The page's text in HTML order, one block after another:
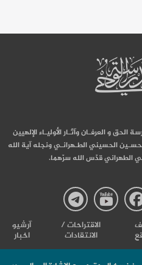
الحق و العرفـان وآثـار الأوليـاء الإلهيين
الحسيني الطـهرانـي ونجله آية الله
الطهراني قدّس الله سرّهما.
صفحة
صفحة
الاقتراحات /
الانتقادات
آرشیو
اخبار